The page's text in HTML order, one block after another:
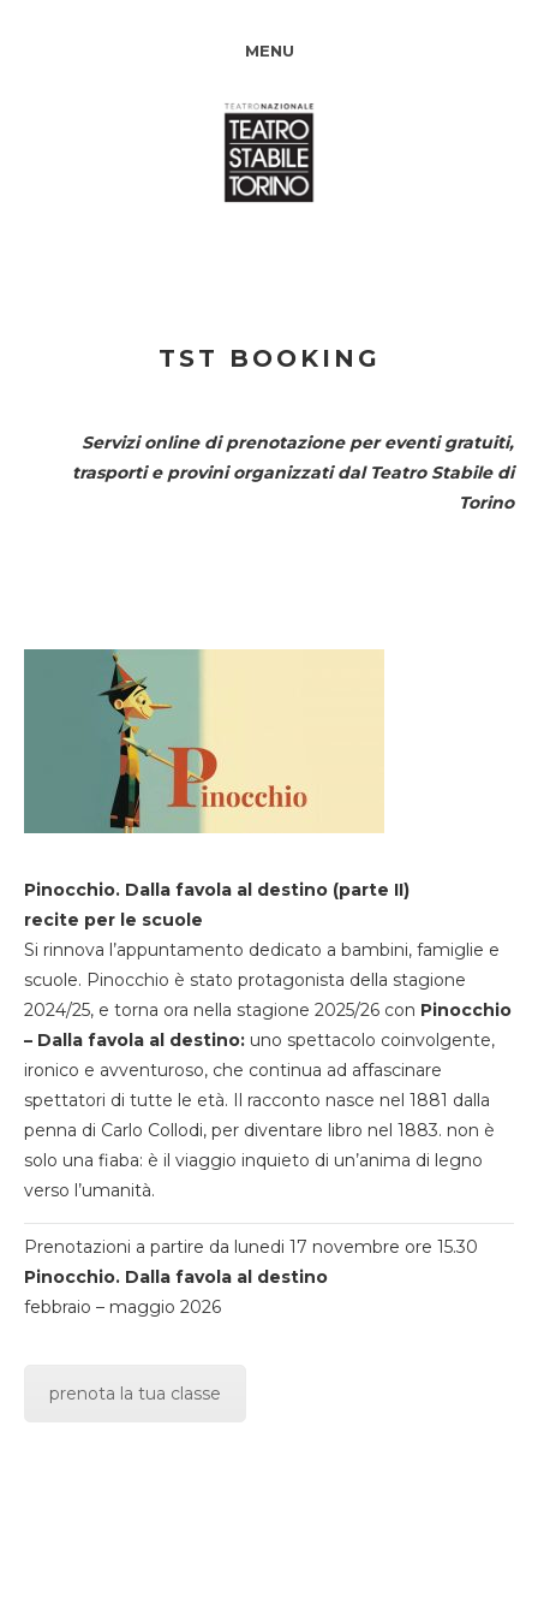
MENU
TST BOOKING
Servizi online di prenotazione per eventi gratuiti,
trasporti e provini organizzati dal Teatro Stabile di
Torino
Pinocchio. Dalla favola al destino (parte II)
recite per le scuole
Si rinnova l’appuntamento dedicato a bambini, famiglie e
scuole. Pinocchio è stato protagonista della stagione
2024/25, e torna ora nella stagione 2025/26 con Pinocchio
– Dalla favola al destino: uno spettacolo coinvolgente,
ironico e avventuroso, che continua ad affascinare
spettatori di tutte le età. Il racconto nasce nel 1881 dalla
penna di Carlo Collodi, per diventare libro nel 1883. non è
solo una fiaba: è il viaggio inquieto di un’anima di legno
verso l’umanità.
Prenotazioni a partire da lunedi 17 novembre ore 15.30
Pinocchio. Dalla favola al destino
febbraio – maggio 2026
prenota la tua classe